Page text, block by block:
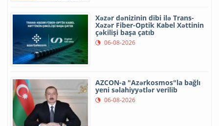
Xəzər dənizinin dibi ilə Trans-
Xəzər Fiber-Optik Kabel Xəttinin
çəkilişi başa çatıb
06-08-2026
AZCON-a "Azərkosmos"la bağlı
yeni səlahiyyətlər verilib
06-08-2026